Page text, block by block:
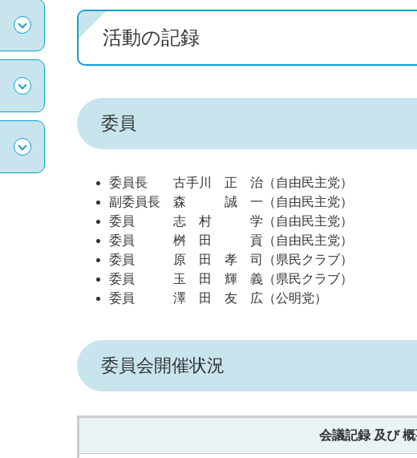
活動の記録
委員
委員長 古手川 正 治（自由民主党）
副委員長 森 誠 一（自由民主党）
委員 志 村 学（自由民主党）
委員 桝 田 貢（自由民主党）
委員 原 田 孝 司（県民クラブ）
委員 玉 田 輝 義（県民クラブ）
委員 澤 田 友 広（公明党）
委員会開催状況
会議記録 及び